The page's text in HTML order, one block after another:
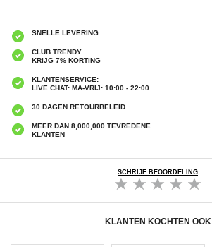
SNELLE LEVERING
CLUB TRENDY
KRIJG 7% KORTING
KLANTENSERVICE:
LIVE CHAT: MA-VRIJ: 10:00 - 22:00
30 DAGEN RETOURBELEID
MEER DAN 8,000,000 TEVREDENE
KLANTEN
SCHRIJF BEOORDELING
KLANTEN KOCHTEN OOK